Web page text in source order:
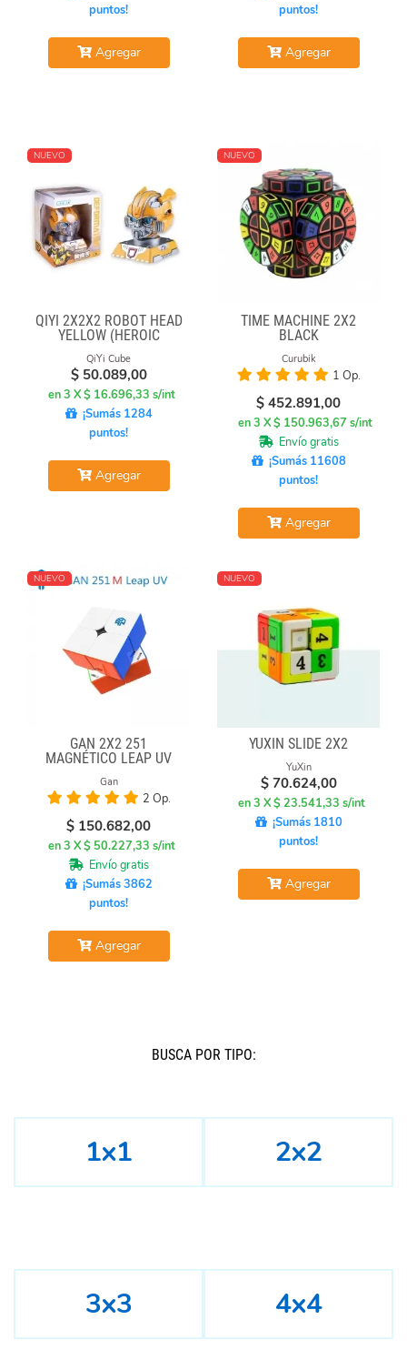
puntos!
Agregar
puntos!
Agregar
NUEVO
QIYI 2X2X2 ROBOT HEAD
YELLOW (HEROIC
LEADER)
QiYi Cube
$ 50.089,00
en 3 X $ 16.696,33 s/int
¡Sumás 1284
puntos!
Agregar
NUEVO
TIME MACHINE 2X2
BLACK
Curubik
1 Op.
$ 452.891,00
en 3 X $ 150.963,67 s/int
Envío gratis
¡Sumás 11608
puntos!
Agregar
NUEVO
GAN 2X2 251
MAGNÉTICO LEAP UV
Gan
2 Op.
$ 150.682,00
en 3 X $ 50.227,33 s/int
Envío gratis
¡Sumás 3862
puntos!
Agregar
NUEVO
YUXIN SLIDE 2X2
YuXin
$ 70.624,00
en 3 X $ 23.541,33 s/int
¡Sumás 1810
puntos!
Agregar
BUSCÁ POR TIPO:
1x1 2x2
3x3 4x4